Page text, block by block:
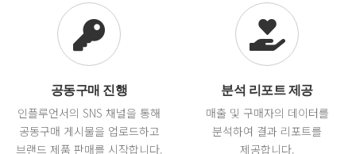
공동구매 진행
인플루언서의 SNS 채널을 통해
공동구매 게시물을 업로드하고
브랜드 제품 판매를 시작합니다.
분석 리포트 제공
매출 및 구매자의 데이터를
분석하여 결과 리포트를
제공합니다.